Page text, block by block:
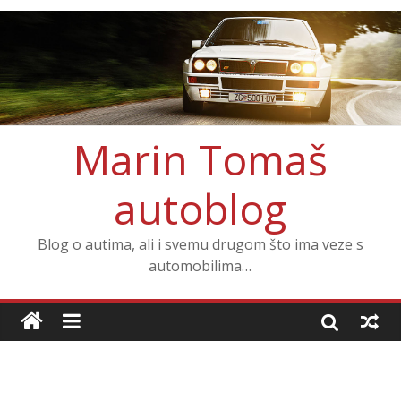
Marin Tomaš
autoblog
Blog o autima, ali i svemu drugom što ima veze s
automobilima…